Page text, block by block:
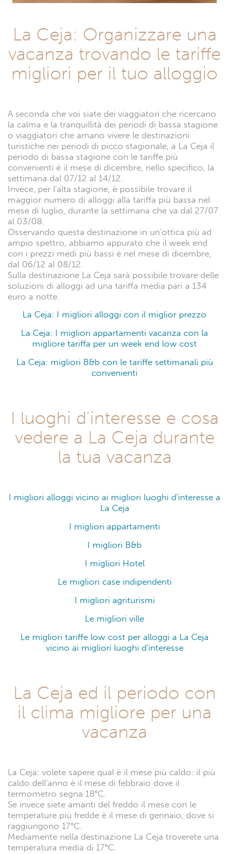
La Ceja: Organizzare una
vacanza trovando le tariffe
migliori per il tuo alloggio
A seconda che voi siate dei viaggiatori che ricercano
la calma e la tranquillità dei periodi di bassa stagione
o viaggiatori che amano vivere le destinazioni
turistiche nei periodi di picco stagionale, a La Ceja il
periodo di bassa stagione con le tariffe più
convenienti è il mese di dicembre, nello specifico, la
settimana dal 07/12 al 14/12.
Invece, per l'alta stagione, è possibile trovare il
maggior numero di alloggi alla tariffa più bassa nel
mese di luglio, durante la settimana che va dal 27/07
al 03/08.
Osservando questa destinazione in un'ottica più ad
ampio spettro, abbiamo appurato che il week end
con i prezzi medi più bassi è nel mese di dicembre,
dal 06/12 al 08/12.
Sulla destinazione La Ceja sarà possibile trovare delle
soluzioni di alloggi ad una tariffa media pari a 134
euro a notte.
La Ceja: I migliori alloggi con il miglior prezzo
La Ceja: I migliori appartamenti vacanza con la
migliore tariffa per un week end low cost
La Ceja: migliori B&b con le tariffe settimanali più
convenienti
I luoghi d'interesse e cosa
vedere a La Ceja durante
la tua vacanza
I migliori alloggi vicino ai migliori luoghi d'interesse a
La Ceja
I migliori appartamenti
I migliori B&b
I migliori Hotel
Le migliori case indipendenti
I migliori agriturismi
Le migliori ville
Le migliori tariffe low cost per alloggi a La Ceja
vicino ai migliori luoghi d'interesse
La Ceja ed il periodo con
il clima migliore per una
vacanza
La Ceja: volete sapere qual è il mese più caldo: il più
caldo dell'anno è il mese di febbraio dove il
termometro segna 18°C.
Se invece siete amanti del freddo il mese con le
temperature più fredde è il mese di gennaio, dove si
raggiungono 17°C.
Mediamente nella destinazione La Ceja troverete una
temperatura media di 17°C.